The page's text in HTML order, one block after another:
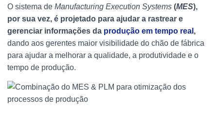
O sistema de Manufacturing Execution Systems (MES),
por sua vez, é projetado para ajudar a rastrear e
gerenciar informações da produção em tempo real ,
dando aos gerentes maior visibilidade do chão de fábrica
para ajudar a melhorar a qualidade, a produtividade e o
tempo de produção.